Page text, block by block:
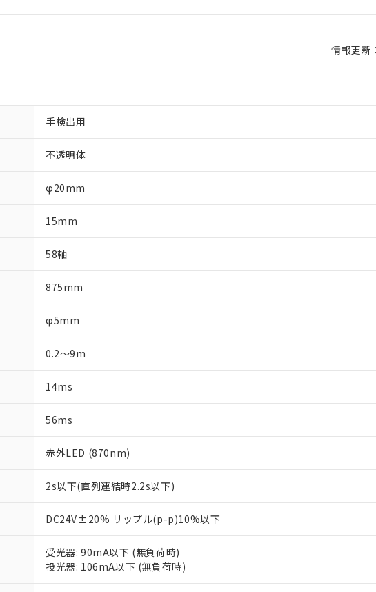
情報更新
手検出用
不透明体
φ20mm
15mm
58軸
875mm
φ5mm
0.2～9m
14ms
56ms
赤外LED (870nm)
2s以下(直列連結時2.2s以下)
DC24V±20% リップル(p-p)10%以下
受光器: 90mA以下 (無負荷時)
投光器: 106mA以下 (無負荷時)